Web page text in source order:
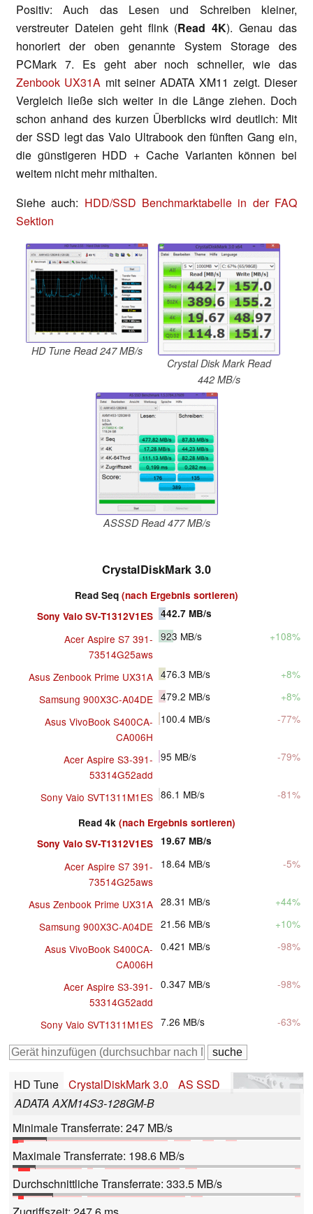
Positiv: Auch das Lesen und Schreiben kleiner,
verstreuter Dateien geht flink (Read 4K). Genau das
honoriert der oben genannte System Storage des
PCMark 7. Es geht aber noch schneller, wie das
Zenbook UX31A mit seiner ADATA XM11 zeigt. Dieser
Vergleich ließe sich weiter in die Länge ziehen. Doch
schon anhand des kurzen Überblicks wird deutlich: Mit
der SSD legt das Vaio Ultrabook den fünften Gang ein,
die günstigeren HDD + Cache Varianten können bei
weitem nicht mehr mithalten.
Siehe auch: HDD/SSD Benchmarktabelle in der FAQ
Sektion
HD Tune Read 247 MB/s
Crystal Disk Mark Read
442 MB/s
ASSSD Read 477 MB/s
CrystalDiskMark 3.0
Read Seq (nach Ergebnis sortieren)
Sony Vaio SV-T1312V1ES 442.7 MB/s
Acer Aspire S7 391-
73514G25aws
923 MB/s +108%
Asus Zenbook Prime UX31A 476.3 MB/s
+8%
Samsung 900X3C-A04DE 479.2 MB/s
+8%
Asus VivoBook S400CA-
CA006H
100.4 MB/s -77%
Acer Aspire S3-391-
53314G52add
95 MB/s -79%
Sony Vaio SVT1311M1ES 86.1 MB/s -81%
Read 4k (nach Ergebnis sortieren)
Sony Vaio SV-T1312V1ES
19.67 MB/s
Acer Aspire S7 391-
73514G25aws
18.64 MB/s -5%
Asus Zenbook Prime UX31A 28.31 MB/s
+44%
Samsung 900X3C-A04DE 21.56 MB/s
+10%
Asus VivoBook S400CA-
CA006H
0.421 MB/s -98%
Acer Aspire S3-391-
53314G52add
0.347 MB/s -98%
Sony Vaio SVT1311M1ES 7.26 MB/s -63%
HD Tune CrystalDiskMark 3.0
AS SSD
ADATA AXM14S3-128GM-B
Minimale Transferrate: 247 MB/s
Maximale Transferrate: 198.6 MB/s
Durchschnittliche Transferrate: 333.5 MB/s